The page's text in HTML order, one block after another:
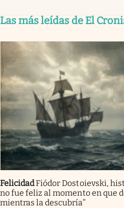
Las más leídas de El
FelicidadFiódor Dostoievski,
no fue feliz al momento en que
mientras la descubría”